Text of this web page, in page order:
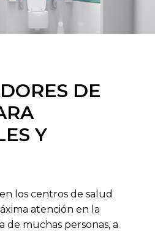
DE
Y
los centros de salud
atención en la
de muchas personas, a